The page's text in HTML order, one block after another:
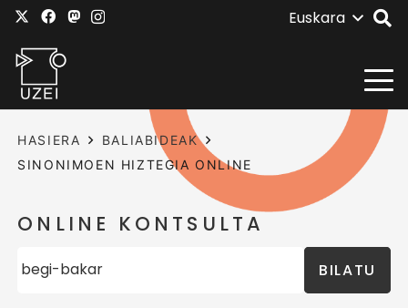
Euskara
HASIERA
BALIABIDEAK
SINONIMOEN HIZTEGIA ONLINE
ONLINE KONTSULTA
BILATU